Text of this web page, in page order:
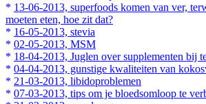
* 13-06-2013, superfoods komen van ver,
moeten eten, hoe zit dat?
* 16-05-2013, stevia
* 02-05-2013, MSM
* 18-04-2013, Juglen over supplementen bij
* 04-04-2013, gunstige kwaliteiten van
* 21-03-2013, libidoproblemen
* 07-03-2013, tips om je bloedsomloop te